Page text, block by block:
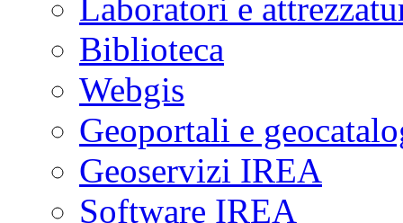
Laboratori e
Biblioteca
Webgis
Geoportali e
Geoservizi IREA
Software IREA